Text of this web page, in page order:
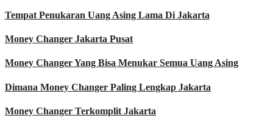
Tempat Penukaran Uang Asing Lama Di Jakarta
Money Changer Jakarta Pusat
Money Changer Yang Bisa Menukar Semua Uang Asing
Dimana Money Changer Paling Lengkap Jakarta
Money Changer Terkomplit Jakarta